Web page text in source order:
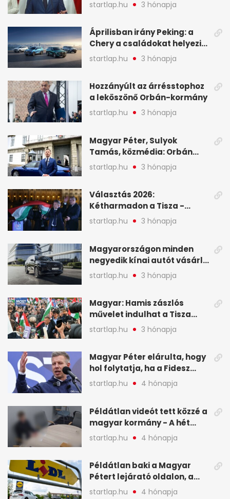
oligarchákat - A hét
startlap.hu 3 hónapja
Áprilisban irány Peking: a
Chery a családokat helyezi
globális mobilitási
programja középpontjába
startlap.hu 3 hónapja
Hozzányúlt az árrésstophoz
a leköszönő Orbán-kormány
startlap.hu 3 hónapja
Magyar Péter, Sulyok
Tamás, közmédia: Orbán
Viktor április 13. óta hallgat,
közben pörögnek az
startlap.hu 3 hónapja
Választás 2026:
Kétharmadon a Tisza -
mutatjuk, hogyan alakulnak
a mandátumok
startlap.hu 3 hónapja
Magyarországon minden
negyedik kínai autót vásárló
a Chery mellett döntött (X)
startlap.hu 3 hónapja
Magyar: Hamis zászlós
művelet indulhat a Tisza
ellen a választás napján - A
hét legfontosabb eseményei
startlap.hu 3 hónapja
Magyar Péter elárulta, hogy
hol folytatja, ha a Fidesz
nyeri a választást - A hét
legfontosabb hírei
startlap.hu 4 hónapja
Példátlan videót tett közzé a
magyar kormány - A hét
legfontosabb hírei
képekben
startlap.hu 4 hónapja
Példátlan baki a Magyar
Pétert lejárató oldalon, a
Lidlnek azonnal lépnie
startlap.hu 4 hónapja